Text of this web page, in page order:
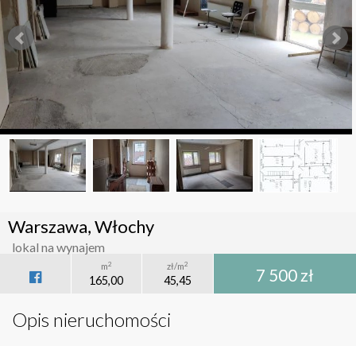
Warszawa, Włochy
lokal na wynajem
m2
165,00
zł/m2
45,45 7 500 zł
Opis nieruchomości